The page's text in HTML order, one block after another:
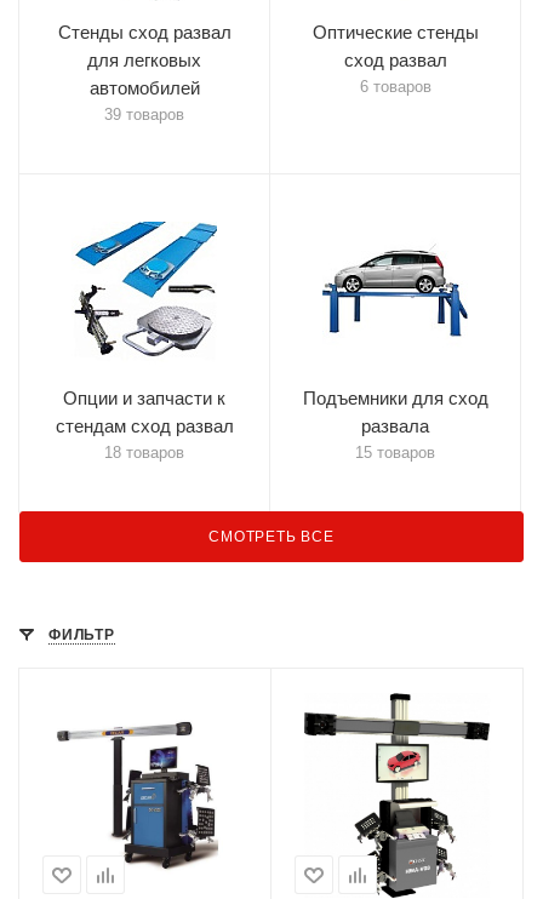
Стенды сход развал
для легковых
автомобилей
39 товаров
Оптические стенды
сход развал
6 товаров
Опции и запчасти к
стендам сход развал
18 товаров
Подъемники для сход
развала
15 товаров
СМОТРЕТЬ ВСЕ
ФИЛЬТР